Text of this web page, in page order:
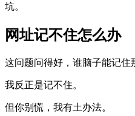
坑。
网址记不住怎么办
这问题问得好，谁脑子能记住
我反正是记不住。
但你别慌，我有土办法。